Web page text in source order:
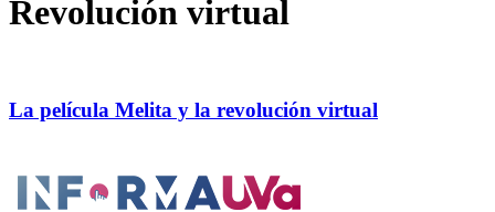
Revolución virtual
La película Melita y la revolución virtual